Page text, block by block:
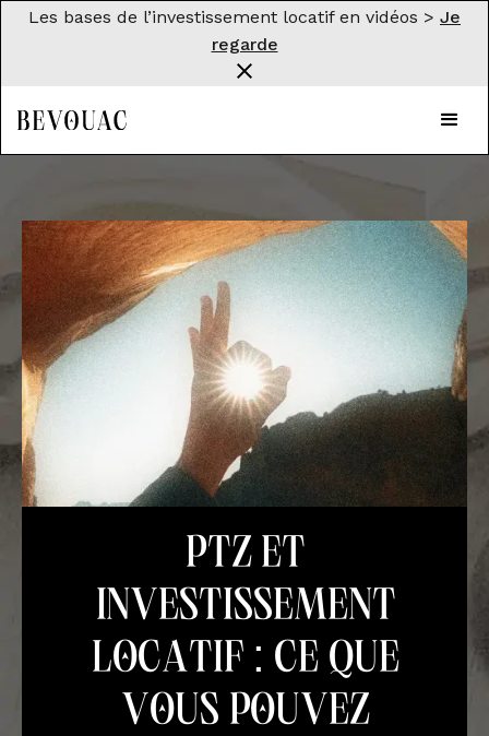
Les bases de l’investissement locatif en vidéos > Je
regarde
PTZ et
investissement
locatif : ce que
vous pouvez